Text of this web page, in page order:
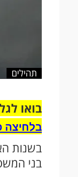
תהילים
בואו
בלחיצה
בשנות
בני